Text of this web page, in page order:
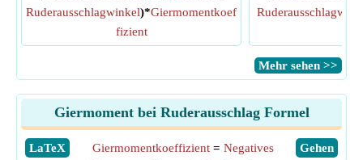
Ruderausschlagwinkel)*Giermomentkoef
fizient
​Mehr sehen >>
Giermoment bei Ruderausschlag Formel
​LaTeX ​Gehen
Giermomentkoeffizient= Negatives